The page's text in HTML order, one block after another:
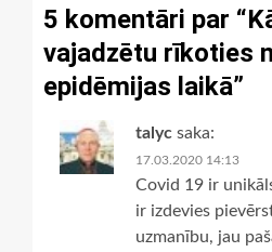
5 komentāri par “
vajadzētu rīkoties
epidēmijas laikā”
talyc saka:
17.03.2020 14:13
Covid 19 ir
ir izdevies
uzmanību, jau